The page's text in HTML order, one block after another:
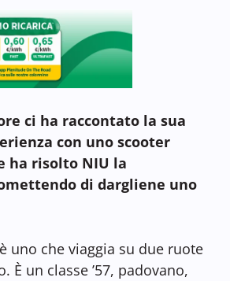
ci ha raccontato la sua
con uno scooter
ha risolto NIU la
di dargliene uno
uno che viaggia su due ruote
È un classe ’57, padovano,